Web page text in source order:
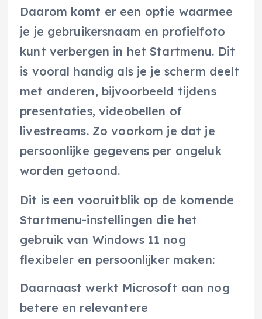
Daarom komt er een optie waarmee
je je gebruikersnaam en profielfoto
kunt verbergen in het Startmenu. Dit
is vooral handig als je je scherm deelt
met anderen, bijvoorbeeld tijdens
presentaties, videobellen of
livestreams. Zo voorkom je dat je
persoonlijke gegevens per ongeluk
worden getoond.
Dit is een vooruitblik op de komende
Startmenu-instellingen die het
gebruik van Windows 11 nog
flexibeler en persoonlijker maken:
Daarnaast werkt Microsoft aan nog
betere en relevantere